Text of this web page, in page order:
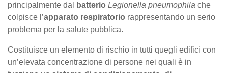
principalmente dal
batterio Legionella pneumophila che
colpisce l’apparato respiratorio rappresentando un serio
problema per la salute pubblica.
Costituisce un elemento di rischio in tutti quegli edifici con
un’elevata concentrazione di persone nei quali è in